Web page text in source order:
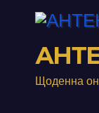
Щоденна